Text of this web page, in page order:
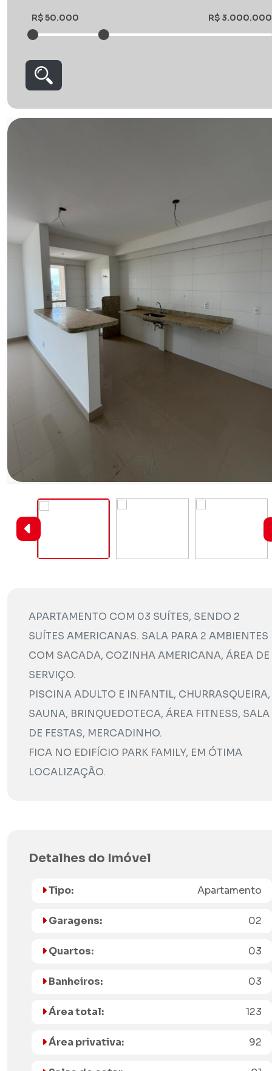
R$ 50.000 R$ 3.000.000
APARTAMENTO COM 03 SUÍTES, SENDO 2
SUÍTES AMERICANAS. SALA PARA 2 AMBIENTES
COM SACADA, COZINHA AMERICANA, ÁREA DE
SERVIÇO.
PISCINA ADULTO E INFANTIL, CHURRASQUEIRA,
SAUNA, BRINQUEDOTECA, ÁREA FITNESS, SALA
DE FESTAS, MERCADINHO.
FICA NO EDIFÍCIO PARK FAMILY, EM ÓTIMA
LOCALIZAÇÃO.
Detalhes do Imóvel
Tipo: Apartamento
Garagens: 02
Quartos: 03
Banheiros: 03
Área total: 123
Área privativa: 92